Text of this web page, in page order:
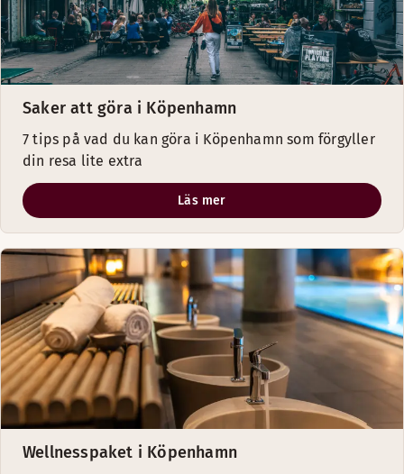
Saker att göra i Köpenhamn
7 tips på vad du kan göra i Köpenhamn som förgyller
din resa lite extra
Läs mer
Wellnesspaket i Köpenhamn